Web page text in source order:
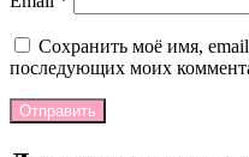
Сохранить моё имя, email
последующих моих
Отправить